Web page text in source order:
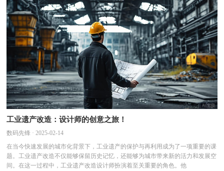
工业遗产改造：设计师的创意之旅！
数码先锋 · 2025-02-14
在当今快速发展的城市化背景下，工业遗产的保护与再利用成为了一项重要的课
题。工业遗产改造不仅能够保留历史记忆，还能够为城市带来新的活力和发展空
间。在这一过程中，工业遗产改造设计师扮演着至关重要的角色。他